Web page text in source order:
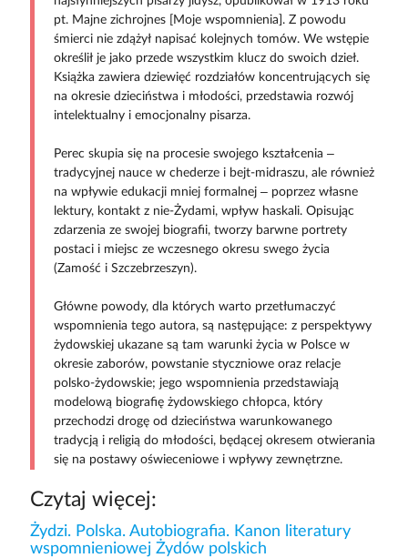
pt. Majne zichrojnes [Moje wspomnienia]. Z powodu
śmierci nie zdążył napisać kolejnych tomów. We wstępie
określił je jako przede wszystkim klucz do swoich dzieł.
Książka zawiera dziewięć rozdziałów koncentrujących się
na okresie dzieciństwa i młodości, przedstawia rozwój
intelektualny i emocjonalny pisarza.
Perec skupia się na procesie swojego kształcenia –
tradycyjnej nauce w chederze i bejt-midraszu, ale również
na wpływie edukacji mniej formalnej – poprzez własne
lektury, kontakt z nie-Żydami, wpływ haskali. Opisując
zdarzenia ze swojej biografii, tworzy barwne portrety
postaci i miejsc ze wczesnego okresu swego życia
(Zamość i Szczebrzeszyn).
Główne powody, dla których warto przetłumaczyć
wspomnienia tego autora, są następujące: z perspektywy
żydowskiej ukazane są tam warunki życia w Polsce w
okresie zaborów, powstanie styczniowe oraz relacje
polsko-żydowskie; jego wspomnienia przedstawiają
modelową biografię żydowskiego chłopca, który
przechodzi drogę od dzieciństwa warunkowanego
tradycją i religią do młodości, będącej okresem otwierania
się na postawy oświeceniowe i wpływy zewnętrzne.
Czytaj więcej:
Żydzi. Polska. Autobiografia. Kanon literatury
wspomnieniowej Żydów polskich